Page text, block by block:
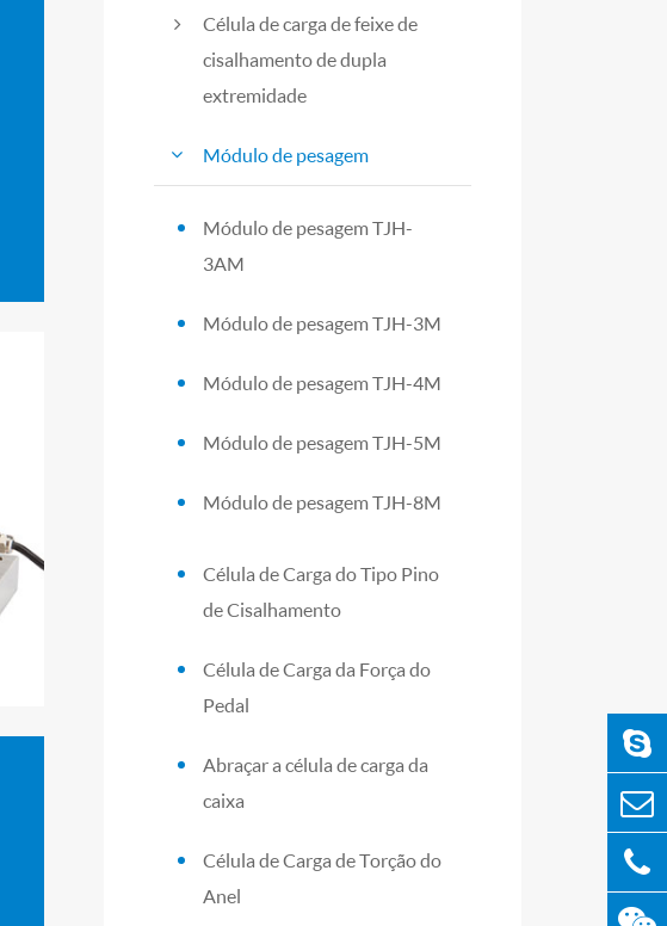
Célula de carga de feixe de
cisalhamento de dupla
extremidade
Módulo de pesagem
Módulo de pesagem TJH-
3AM
Módulo de pesagem TJH-3M
Módulo de pesagem TJH-4M
Módulo de pesagem TJH-5M
Módulo de pesagem TJH-8M
Célula de Carga do Tipo Pino
de Cisalhamento
Célula de Carga da Força do
Pedal
Abraçar a célula de carga da
caixa
Célula de Carga de Torção do
Anel